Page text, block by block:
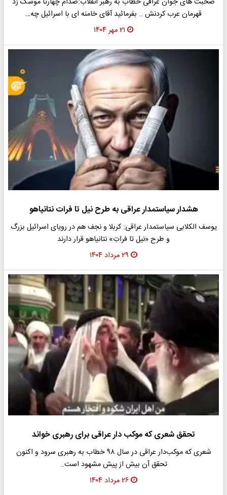
قهرمان عرب کردنش .. بفرمائید آقای خامنه ای با اسرائیل چه…
۲۱ مهر ۱۴۰۴
هشدار سیاستمدار عراقی به طرح نیل تا فرات نتانیاهو
یوسف الکلابی سیاستمدار عراقی: کربلا و نجف هم در رویای اسرائیل بزرگ
و طرح «نیل تا فراتِ» نتانیاهو قرار دارند
۲۹ مرداد ۱۴۰۴
تحقق شعری که موکب دار عراقی برای رهبری خواند
شعری که موکب‌دار عراقی در سال ۹۸ خطاب به رهبری سرود و اکنون
تحقق آن بیش از پیش مشهود است..
۲۶ مرداد ۱۴۰۴